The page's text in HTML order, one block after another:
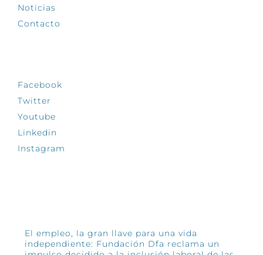
Noticias
Contacto
Facebook
Twitter
Youtube
Linkedin
Instagram
El empleo, la gran llave para una vida
independiente: Fundación Dfa reclama un